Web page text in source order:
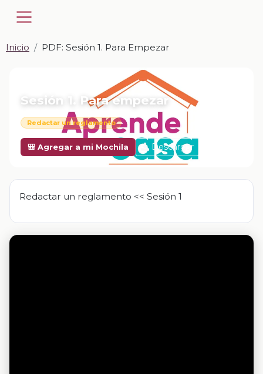
Inicio PDF: Sesión 1. Para Empezar
Sesión 1. Para empezar
Redactar un reglamento
🎒 Agregar a mi Mochila Descargar
Redactar un reglamento << Sesión 1